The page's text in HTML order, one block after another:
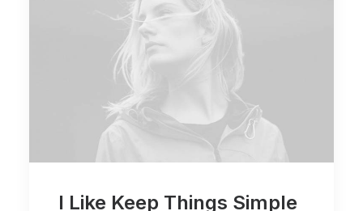
I Like Keep Things Simple